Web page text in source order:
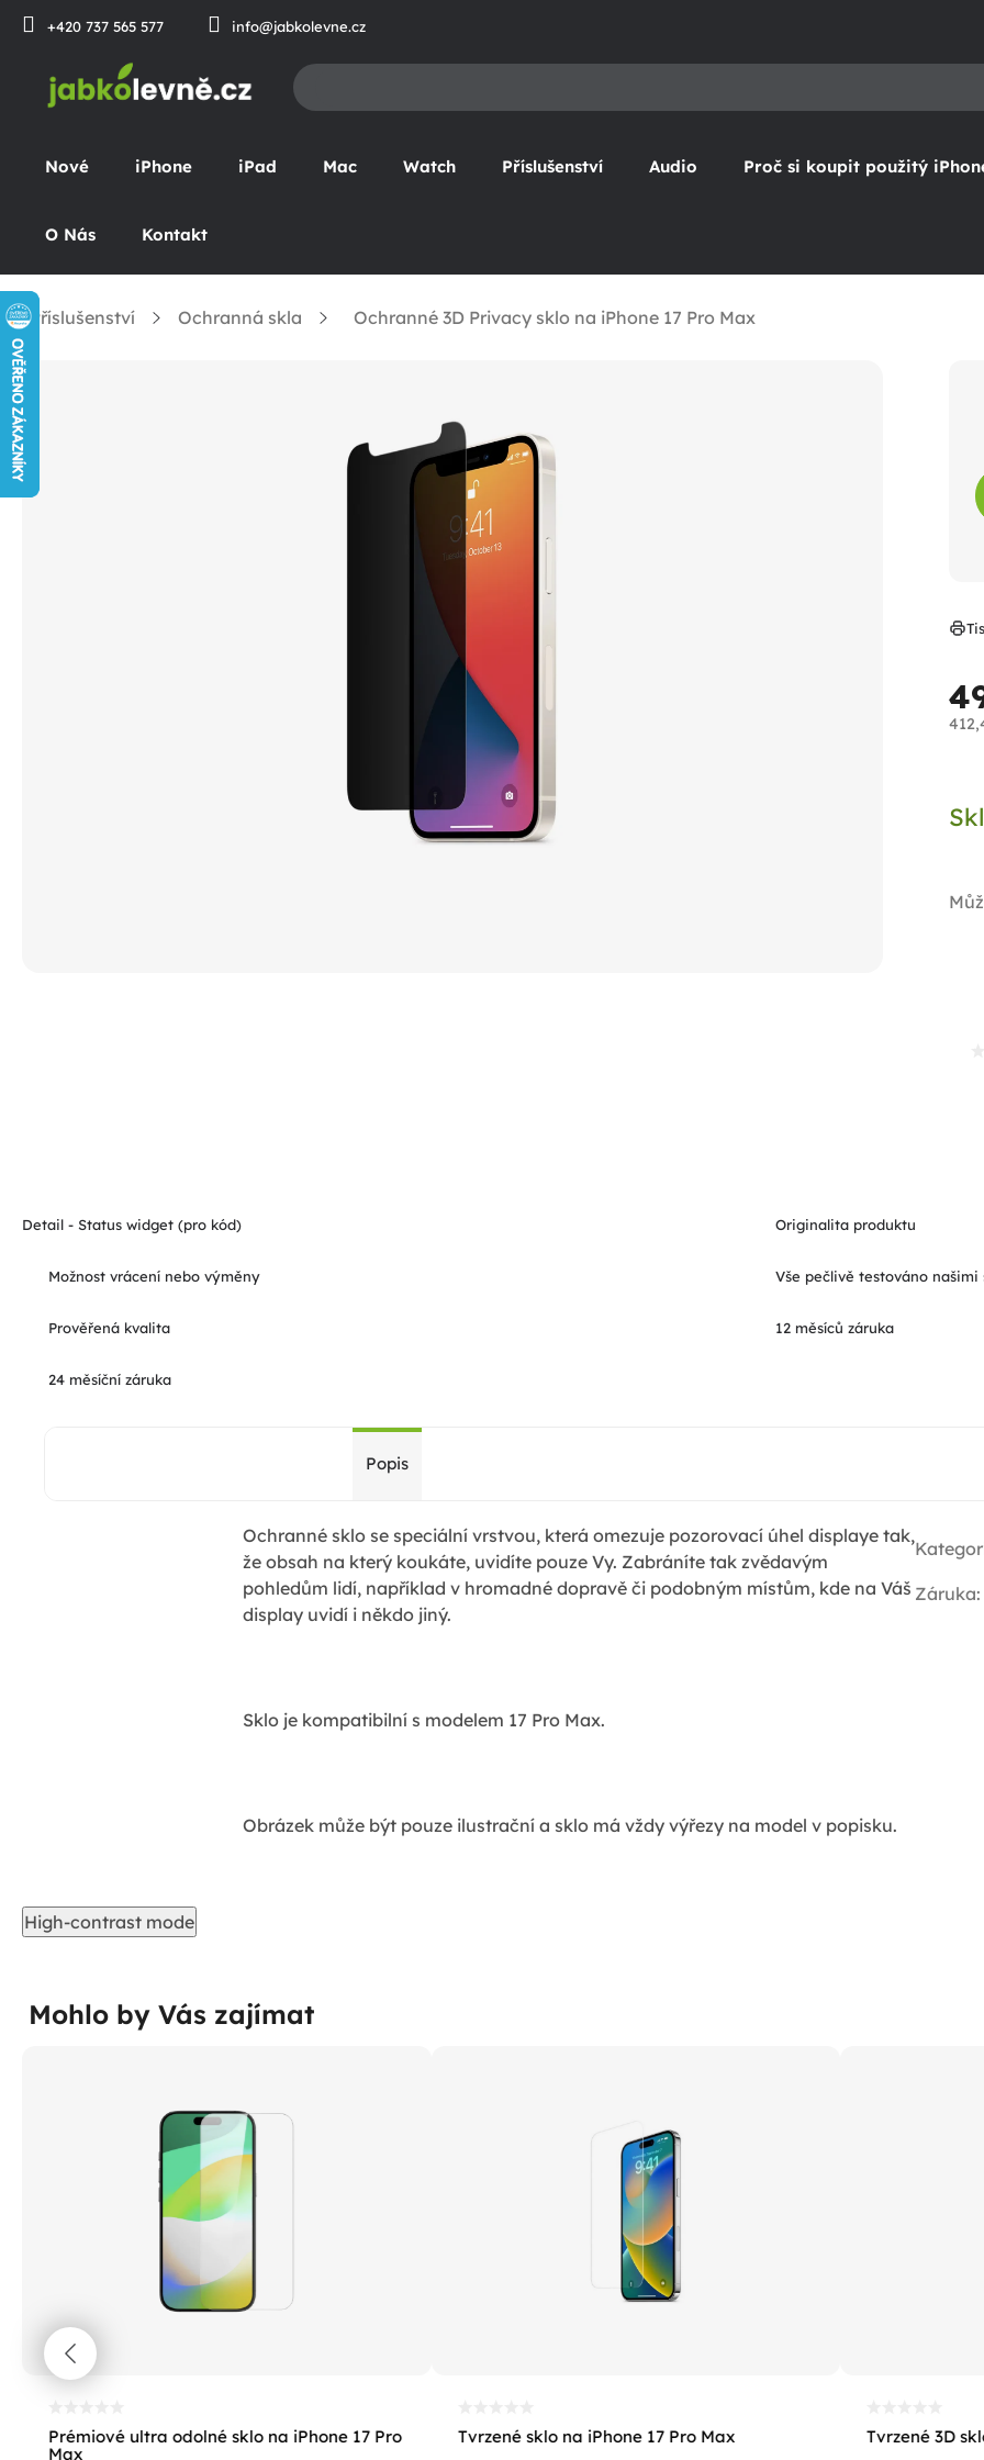
Přejít
+420 737 565 577 info@jabkolevne.cz
Nové iPhone iPad Mac Watch Příslušenství Audio Proč si koupit použitý
O Nás Kontakt
Příslušenství Ochranná skla Ochranné 3D Privacy sklo na iPhone 17 Pro Max
Detail - Status widget (pro kód) Originalita produktu
Možnost vrácení nebo výměny Vše pečlivě testováno našimi
Prověřená kvalita 12 měsíců záruka
24 měsíční záruka
Popis
Ochranné sklo se speciální vrstvou, která omezuje pozorovací úhel displaye tak,
že obsah na který koukáte, uvidíte pouze Vy. Zabráníte tak zvědavým
pohledům lidí, například v hromadné dopravě či podobným místům, kde na Váš
display uvidí i někdo jiný.
Sklo je kompatibilní s modelem 17 Pro Max.
Obrázek může být pouze ilustrační a sklo má vždy výřezy na model v popisku.
Záruka:
High-contrast mode
Mohlo by Vás zajímat
Prémiové ultra odolné sklo na iPhone 17 Pro
Max
Tvrzené sklo na iPhone 17 Pro Max Tvrzené 3D